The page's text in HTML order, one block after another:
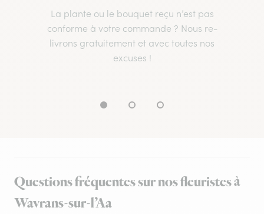
La plante ou le bouquet reçu n’est pas
conforme à votre commande ? Nous re-
livrons gratuitement et avec toutes nos
excuses !
Questions fréquentes sur nos fleuristes à
Wavrans-sur-l’Aa